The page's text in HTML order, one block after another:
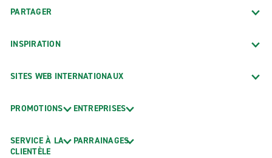
PARTAGER
INSPIRATION
SITES WEB INTERNATIONAUX
PROMOTIONS
SERVICE À LA
CLIENTÈLE
ENTREPRISES
PARRAINAGES